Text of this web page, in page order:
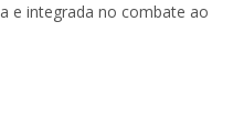
e integrada no combate ao